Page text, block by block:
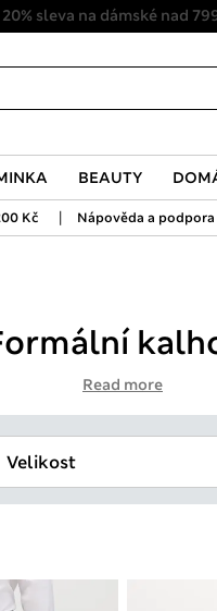
20% sleva na dámské nad
BEAUTY
Kč | Nápověda a podpora
Read more
Velikost